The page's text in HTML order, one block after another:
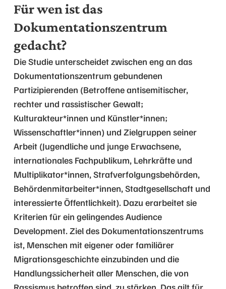
Für wen ist das
Dokumentationszentrum
gedacht?
Die Studie unterscheidet zwischen eng an das
Dokumentationszentrum gebundenen
Partizipierenden (Betroffene antisemitischer,
rechter und rassistischer Gewalt;
Kulturakteur*innen und Künstler*innen;
Wissenschaftler*innen) und Zielgruppen seiner
Arbeit (Jugendliche und junge Erwachsene,
internationales Fachpublikum, Lehrkräfte und
Multiplikator*innen, Strafverfolgungsbehörden,
Behördenmitarbeiter*innen, Stadtgesellschaft und
interessierte Öffentlichkeit). Dazu erarbeitet sie
Kriterien für ein gelingendes Audience
Development. Ziel des Dokumentationszentrums
ist, Menschen mit eigener oder familiärer
Migrationsgeschichte einzubinden und die
Handlungssicherheit aller Menschen, die von